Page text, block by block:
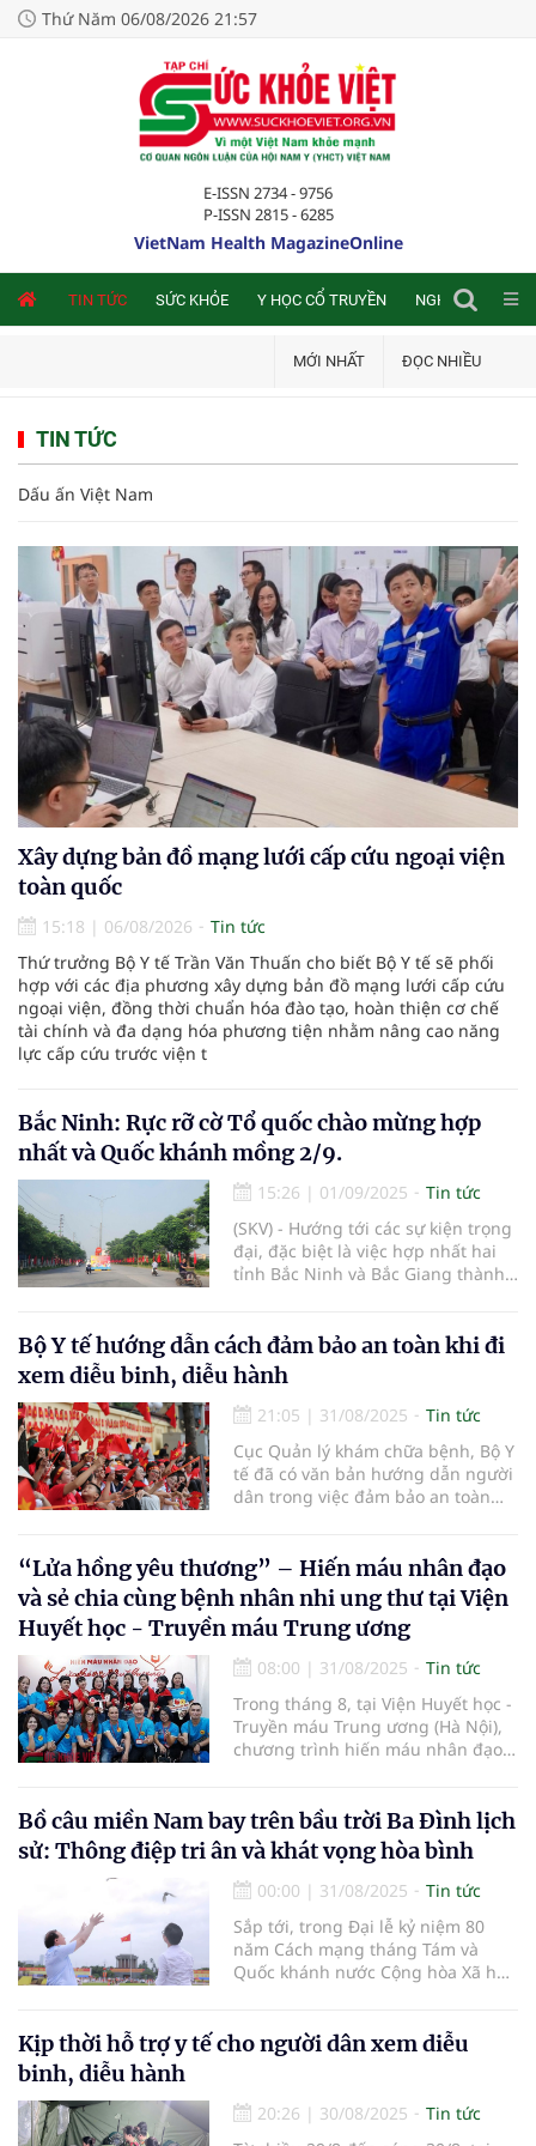
Thứ Năm 06/08/2026 21:57
E-ISSN 2734 - 9756
P-ISSN 2815 - 6285
VietNam Health MagazineOnline
TIN TỨC SỨC KHỎE Y HỌC CỔ TRUYỀN NGHIÊN CỨU
MỚI NHẤT ĐỌC NHIỀU
TIN TỨC
Dấu ấn Việt Nam
Xây dựng bản đồ mạng lưới cấp cứu ngoại viện
toàn quốc
15:18 | 06/08/2026
Tin tức
Thứ trưởng Bộ Y tế Trần Văn Thuấn cho biết Bộ Y tế sẽ phối
hợp với các địa phương xây dựng bản đồ mạng lưới cấp cứu
ngoại viện, đồng thời chuẩn hóa đào tạo, hoàn thiện cơ chế
tài chính và đa dạng hóa phương tiện nhằm nâng cao năng
lực cấp cứu trước viện t
Bắc Ninh: Rực rỡ cờ Tổ quốc chào mừng hợp
nhất và Quốc khánh mồng 2/9.
15:26 | 01/09/2025
Tin tức
(SKV) - Hướng tới các sự kiện trọng
đại, đặc biệt là việc hợp nhất hai
tỉnh Bắc Ninh và Bắc Giang thành
Tám và Quốc khánh 2/9, Sở Văn
hóa, Thể thao và Du lịch tỉnh Bắc
Ninh đã hoàn thành việc mua và
cấp phát cờ Tổ quốc đến các hộ
dân trên địa bàn.
Bộ Y tế hướng dẫn cách đảm bảo an toàn khi đi
xem diễu binh, diễu hành
21:05 | 31/08/2025
Tin tức
Cục Quản lý khám chữa bệnh, Bộ Y
tế đã có văn bản hướng dẫn người
dân trong việc đảm bảo an toàn
“Lửa hồng yêu thương” – Hiến máu nhân đạo
và sẻ chia cùng bệnh nhân nhi ung thư tại Viện
Huyết học - Truyền máu Trung ương
08:00 | 31/08/2025
Tin tức
Trong tháng 8, tại Viện Huyết học -
Truyền máu Trung ương (Hà Nội),
chương trình hiến máu nhân đạo
Nam và Hội PTTH 94-97 Hà Nội
phối hợp tổ chức đã diễn ra trong
không khí ấm áp, chan chứa tình
Bồ câu miền Nam bay trên bầu trời Ba Đình lịch
sử: Thông điệp tri ân và khát vọng hòa bình
00:00 | 31/08/2025
Tin tức
Sắp tới, trong Đại lễ kỷ niệm 80
năm Cách mạng tháng Tám và
Quốc khánh nước Cộng hòa Xã hội
Quảng trường Ba Đình, mang theo
thông điệp hòa bình và thống nhất
của những “sứ giả” này bắt đầu từ
miền Nam, với tâm huyết của một
Kịp thời hỗ trợ y tế cho người dân xem diễu
binh, diễu hành
20:26 | 30/08/2025
Tin tức